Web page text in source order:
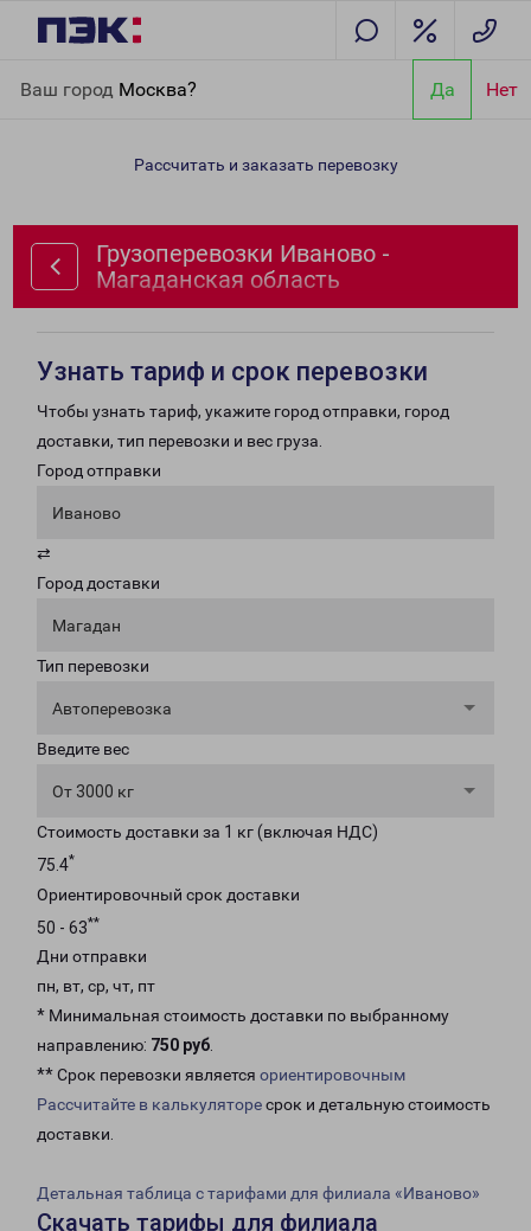
Ваш город Москва? Да Нет
Магаданская область
Рассчитать и заказать перевозку
Грузоперевозки Иваново -
Магаданская область
Узнать тариф и срок перевозки
Чтобы узнать тариф, укажите город отправки, город
доставки, тип перевозки и вес груза.
Город отправки
Иваново
⇄
Город доставки
Магадан
Тип перевозки
Автоперевозка
Введите вес
От 3000 кг
Стоимость доставки за 1 кг (включая НДС)
75.4*
Ориентировочный срок доставки
50 - 63**
Дни отправки
пн, вт, ср, чт, пт
* Минимальная стоимость доставки по выбранному
направлению: 750 руб.
** Срок перевозки является ориентировочным
Рассчитайте в калькуляторесрок и детальную стоимость
доставки.
Детальная таблица с тарифами для филиала «Иваново»
Скачать тарифы для филиала